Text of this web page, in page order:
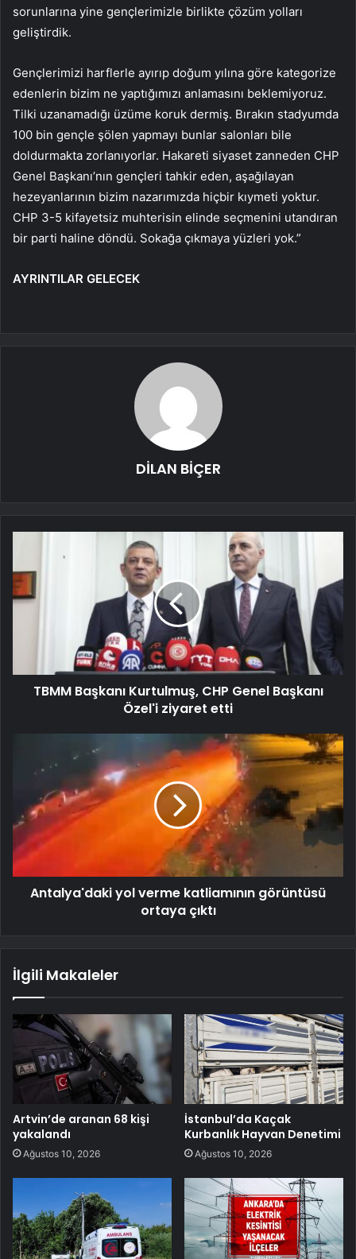
sorunlarına yine gençlerimizle birlikte çözüm yolları
geliştirdik.
Gençlerimizi harflerle ayırıp doğum yılına göre kategorize
edenlerin bizim ne yaptığımızı anlamasını beklemiyoruz.
Tilki uzanamadığı üzüme koruk dermiş. Bırakın stadyumda
100 bin gençle şölen yapmayı bunlar salonları bile
doldurmakta zorlanıyorlar. Hakareti siyaset zanneden CHP
Genel Başkanı’nın gençleri tahkir eden, aşağılayan
hezeyanlarının bizim nazarımızda hiçbir kıymeti yoktur.
CHP 3-5 kifayetsiz muhterisin elinde seçmenini utandıran
bir parti haline döndü. Sokağa çıkmaya yüzleri yok.”
AYRINTILAR GELECEK
DİLAN BİÇER
TBMM Başkanı Kurtulmuş, CHP Genel Başkanı
Özel'i ziyaret etti
Antalya'daki yol verme katliamının görüntüsü
ortaya çıktı
İlgili Makaleler
Artvin’de aranan 68 kişi
yakalandı
Ağustos 10, 2026
İstanbul’da Kaçak
Kurbanlık Hayvan Denetimi
Ağustos 10, 2026